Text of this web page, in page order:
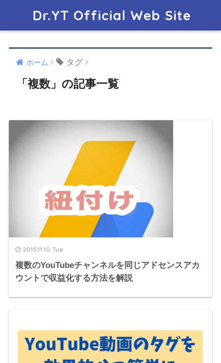
Dr.YT Official Web Site
ホーム タグ
「複数」の記事一覧
2015.11.10 Tue
複数のYouTubeチャンネルを同じアドセンスアカ
ウントで収益化する方法を解説